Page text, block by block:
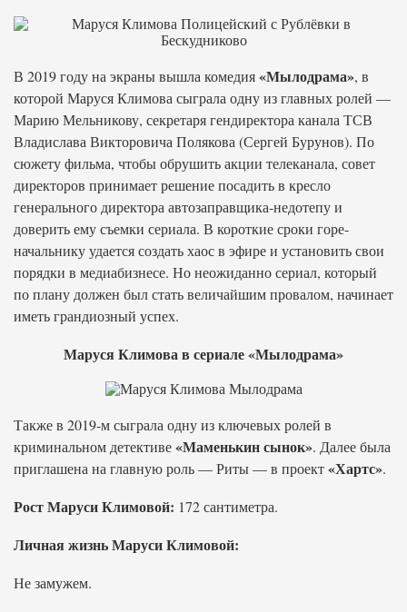
В 2019 году на экраны вышла комедия«Мылодрама», в
которой Маруся Климова сыграла одну из главных ролей —
Марию Мельникову, секретаря гендиректора канала ТСВ
Владислава Викторовича Полякова (Сергей Бурунов). По
сюжету фильма, чтобы обрушить акции телеканала, совет
директоров принимает решение посадить в кресло
генерального директора автозаправщика-недотепу и
доверить ему съемки сериала. В короткие сроки горе-
начальнику удается создать хаос в эфире и установить свои
порядки в медиабизнесе. Но неожиданно сериал, который
по плану должен был стать величайшим провалом, начинает
иметь грандиозный успех.
Маруся Климова в сериале «Мылодрама»
Также в 2019-м сыграла одну из ключевых ролей в
криминальном детективе«Маменькин сынок». Далее была
приглашена на главную роль — Риты — в проект«Хартс».
Рост Маруси Климовой: 172 сантиметра.
Личная жизнь Маруси Климовой:
Не замужем.